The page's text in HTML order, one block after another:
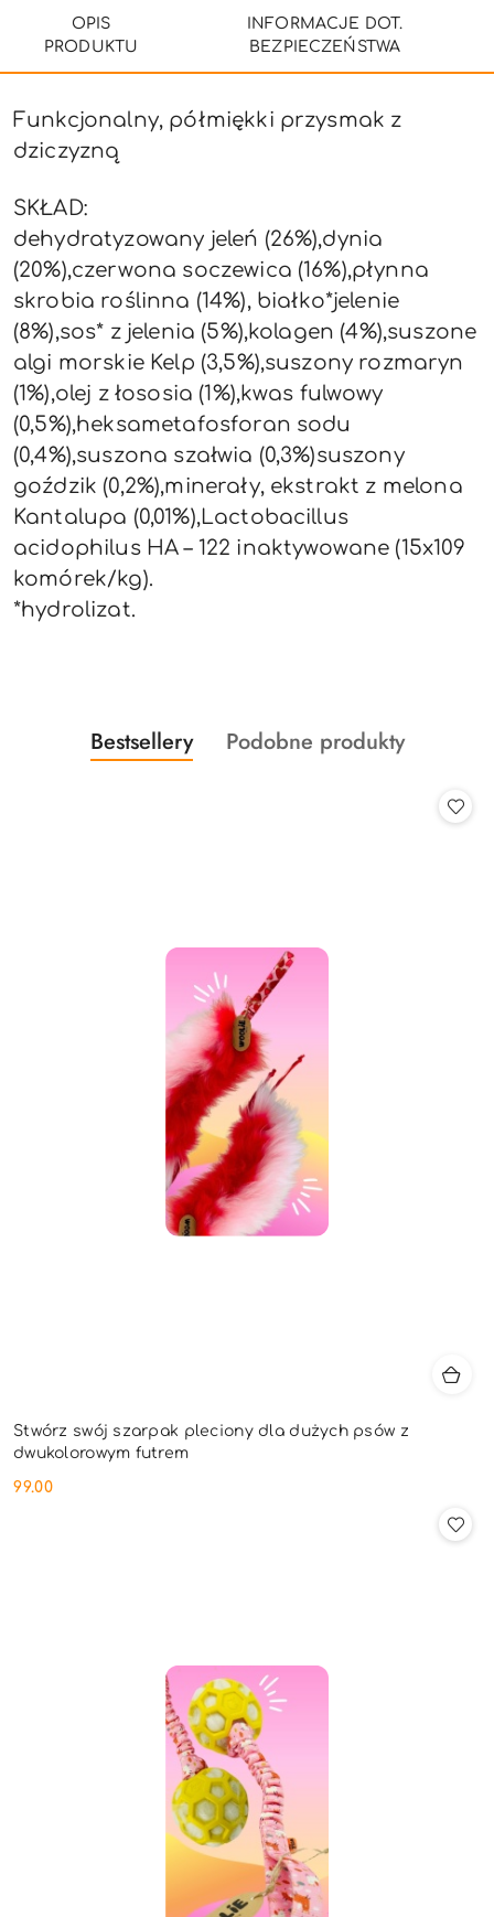
OPIS
PRODUKTU
INFORMACJE DOT.
BEZPIECZEŃSTWA
Funkcjonalny, półmiękki przysmak z
dziczyzną
SKŁAD:
dehydratyzowany jeleń (26%),dynia
(20%),czerwona soczewica (16%),płynna
skrobia roślinna (14%), białko*jelenie
(8%),sos* z jelenia (5%),kolagen (4%),suszone
algi morskie Kelp (3,5%),suszony rozmaryn
(1%),olej z łososia (1%),kwas fulwowy
(0,5%),heksametafosforan sodu
(0,4%),suszona szałwia (0,3%)suszony
goździk (0,2%),minerały, ekstrakt z melona
Kantalupa (0,01%),Lactobacillus
acidophilus HA – 122 inaktywowane (15x109
komórek/kg).
*hydrolizat.
Pomiń karuzelę produktów
Produkty
o
Bestsellery
Produkty
Podobne produkty
Stwórz swój szarpak pleciony dla dużych psów z
dwukolorowym futrem
Cena:
99.00